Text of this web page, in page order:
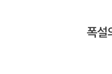
폭설